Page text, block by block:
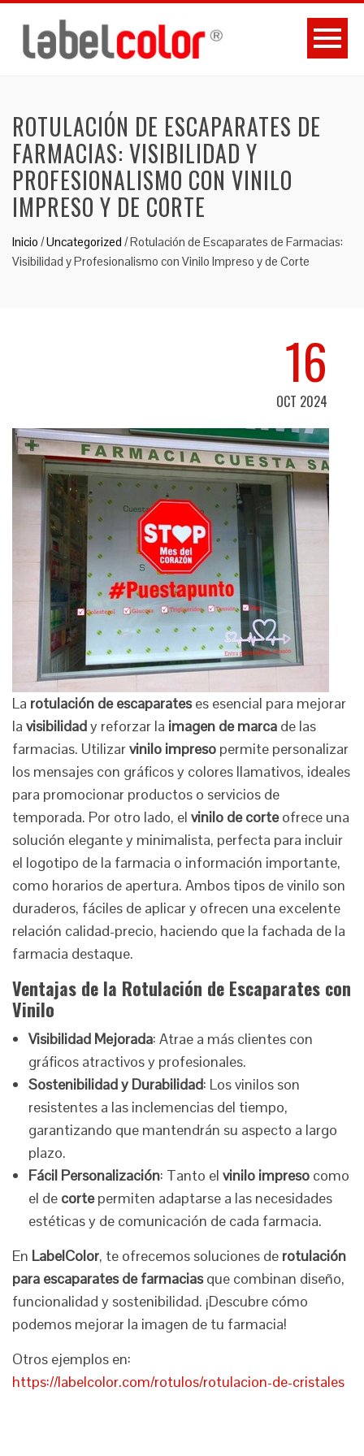
ROTULACIÓN DE ESCAPARATES DE
FARMACIAS: VISIBILIDAD Y
PROFESIONALISMO CON VINILO
IMPRESO Y DE CORTE
Inicio /Uncategorized /Rotulación de Escaparates de Farmacias:
Visibilidad y Profesionalismo con Vinilo Impreso y de Corte
16
OCT 2024
La rotulación de escaparateses esencial para mejorar
la visibilidady reforzar la imagen de marca de las
farmacias. Utilizarvinilo impreso permite personalizar
los mensajes con gráficos y colores llamativos, ideales
para promocionar productos o servicios de
temporada. Por otro lado, el vinilo de corteofrece una
solución elegante y minimalista, perfecta para incluir
el logotipo de la farmacia o información importante,
como horarios de apertura. Ambos tipos de vinilo son
duraderos, fáciles de aplicar y ofrecen una excelente
relación calidad-precio, haciendo que la fachada de la
farmacia destaque.
Ventajas de la Rotulación de Escaparates con
Vinilo
Visibilidad Mejorada: Atrae a más clientes con
gráficos atractivos y profesionales.
Sostenibilidad y Durabilidad: Los vinilos son
resistentes a las inclemencias del tiempo,
garantizando que mantendrán su aspecto a largo
plazo.
Fácil Personalización: Tanto el vinilo impreso como
el de cortepermiten adaptarse a las necesidades
estéticas y de comunicación de cada farmacia.
En LabelColor, te ofrecemos soluciones de rotulación
para escaparates de farmaciasque combinan diseño,
funcionalidad y sostenibilidad. ¡Descubre cómo
podemos mejorar la imagen de tu farmacia!
Otros ejemplos en:
https://labelcolor.com/rotulos/rotulacion-de-cristales